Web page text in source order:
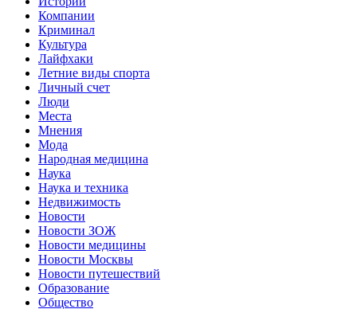
Компании
Криминал
Культура
Лайфхаки
Летние виды спорта
Личный счет
Люди
Места
Мнения
Мода
Народная медицина
Наука
Наука и техника
Недвижимость
Новости
Новости ЗОЖ
Новости медицины
Новости Москвы
Новости путешествий
Образование
Общество